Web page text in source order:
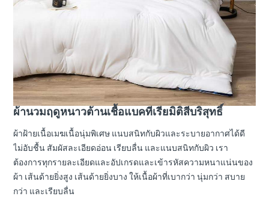
ผ้านวมฤดูหนาวต้านเชื้อแบคทีเรียมิติสีบริสุทธิ์
ผ้าฝ้ายเนื้อเมฆเนื้อนุ่มพิเศษ แนบสนิทกับผิวและระบายอากาศได้ดี
ไม่อับชื้น สัมผัสละเอียดอ่อน เรียบลื่น และแนบสนิทกับผิว เรา
ต้องการทุกรายละเอียดและอัปเกรดและเข้ารหัสความหนาแน่นของ
ผ้า เส้นด้ายยิ่งสูง เส้นด้ายยิ่งบาง ให้เนื้อผ้าที่เบากว่า นุ่มกว่า สบาย
กว่า และเรียบลื่น